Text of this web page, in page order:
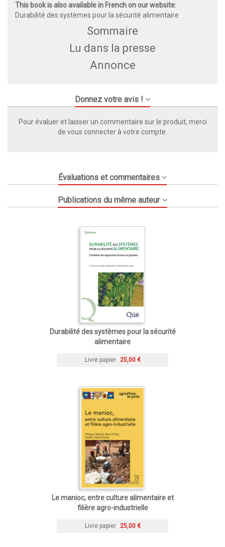
This book is also available in French on our website:
Durabilité des systèmes pour la sécurité alimentaire
Sommaire
Lu dans la presse
Annonce
Donnez votre avis !
Pour évaluer et laisser un commentaire sur le produit, merci
de vous connecter à votre compte.
Évaluations et commentaires
Publications du même auteur
Durabilité des systèmes pour la sécurité
alimentaire
Livre papier 25,00 €
Le manioc, entre culture alimentaire et
filière agro-industrielle
Livre papier 25,00 €